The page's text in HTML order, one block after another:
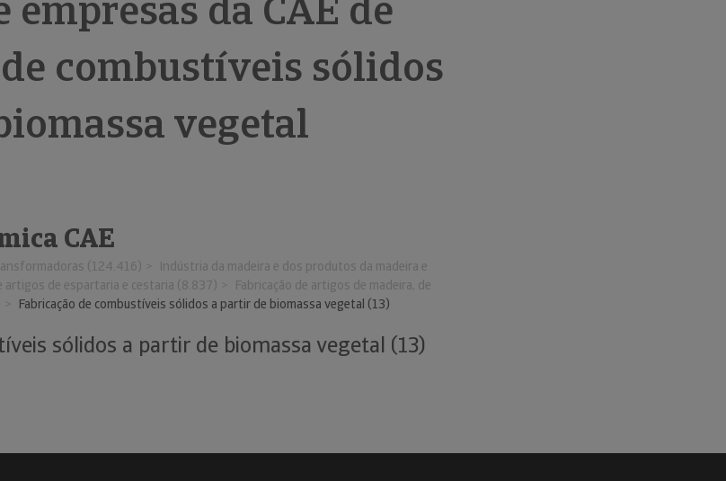
combustíveis sólidos
vegetal
CAE
(124.416)
Indústria da madeira e dos produtos da madeira e
artigos de espartaria e cestaria (8.837)
Fabricação de artigos de madeira, de
Fabricação de combustíveis sólidos a partir de biomassa vegetal (13)
sólidos a partir de biomassa vegetal (13)